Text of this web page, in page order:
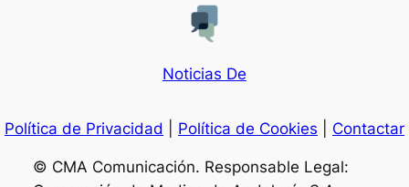
Noticias De
Política de Privacidad Política de Cookies Contactar
© CMA Comunicación. Responsable Legal: